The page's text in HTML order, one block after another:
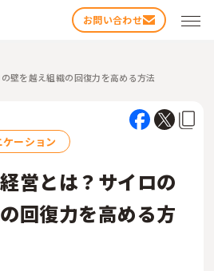
お問い合わせ
壁を越え組織の回復力を高める方法
ーション
営とは？サイロの
回復力を高める方